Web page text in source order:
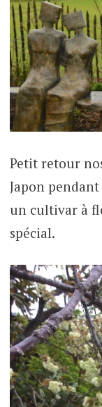
Petit retour
Japon
un cultivar à
spécial.